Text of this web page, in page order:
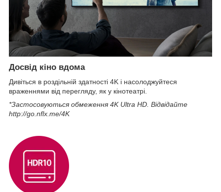
Досвід кіно вдома
Дивіться в роздільній здатності 4K і насолоджуйтеся
враженнями від перегляду, як у кінотеатрі.
*Застосовуються обмеження 4K Ultra HD. Відвідайте
http://go.nflx.me/4K